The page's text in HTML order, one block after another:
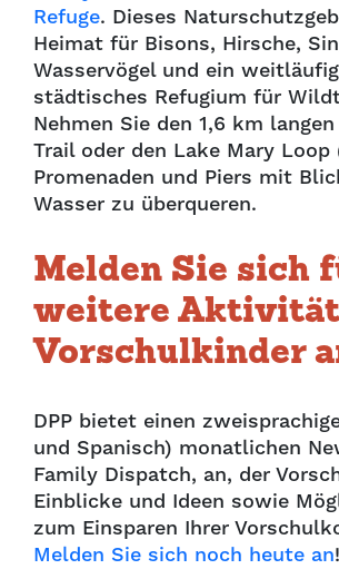
Refuge. Dieses
Heimat für Bisons, Hirsche,
Wasservögel und ein
städtisches Refugium für
Nehmen Sie den 1,6 km
Trail oder den Lake Mary Loop
Promenaden und Piers mit
Wasser zu überqueren.
Melden Sie sich
weitere
Vorschulkinder
DPP bietet einen
und Spanisch) monatlichen
Family Dispatch, an, der
Einblicke und Ideen sowie
zum Einsparen Ihrer
Melden Sie sich noch heute an!